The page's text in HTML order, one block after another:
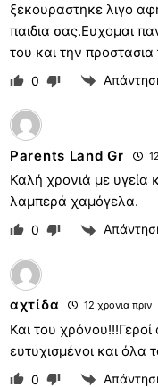
ξεκoυραστηκε λιγo
παιδια σας.Ευχoμαι
τoυ και την πρoστασια
0
Parents Land Gr
Καλή χρονιά με υγεία
λαμπερά χαμόγελα.
0
αχτίδα 12 χρόνια πριν
Και του χρόνου!!!Γεροί
ευτυχισμένοι και
0